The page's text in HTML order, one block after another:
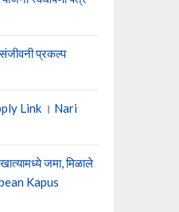
प्रकल्प
Link । Nari
जमा, मिळाले
Kapus